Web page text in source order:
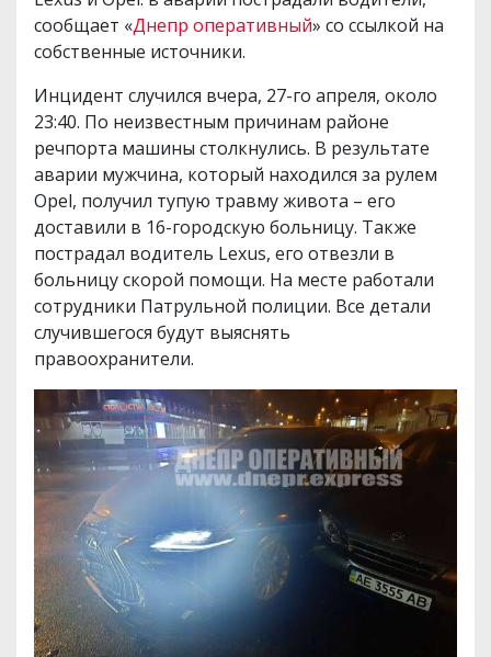
сообщает «Днепр оперативный» со ссылкой на
собственные источники.
Инцидент случился вчера, 27-го апреля, около
23:40. По неизвестным причинам районе
речпорта машины столкнулись. В результате
аварии мужчина, который находился за рулем
Opel, получил тупую травму живота – его
доставили в 16-городскую больницу. Также
пострадал водитель Lexus, его отвезли в
больницу скорой помощи. На месте работали
сотрудники Патрульной полиции. Все детали
случившегося будут выяснять
правоохранители.